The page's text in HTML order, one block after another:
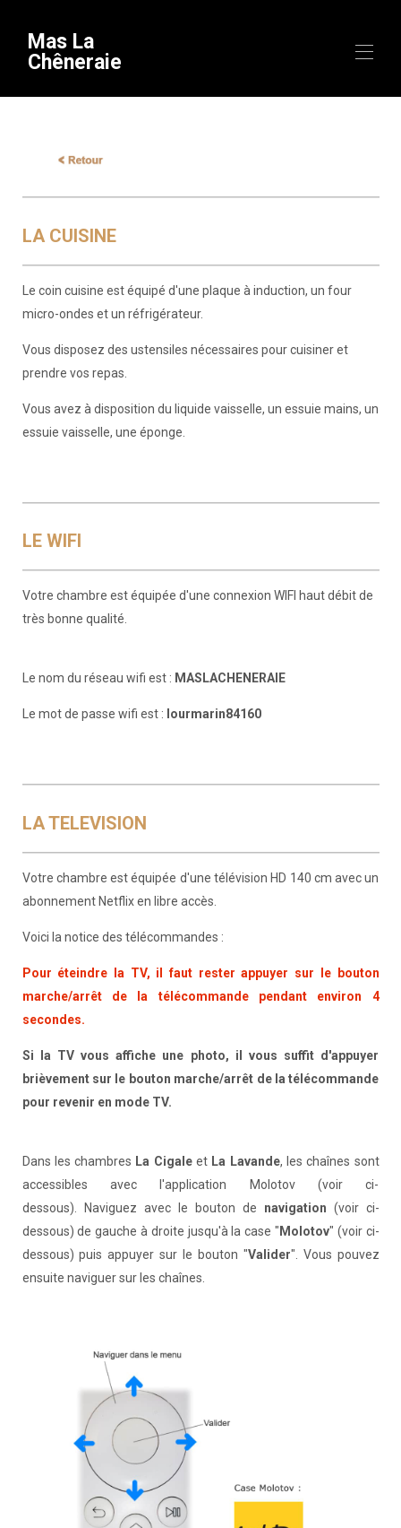
Mas La
Chêneraie
Entdecken ▾
Themenaufenthalte
Kontakt
Nützliche Informationen
Ankunft
LA CUISINE
Le coin cuisine est équipé d'une plaque à induction, un four
micro-ondes et un réfrigérateur.
Vous disposez des ustensiles nécessaires pour cuisiner et
prendre vos repas.
Vous avez à disposition du liquide vaisselle, un essuie mains, un
essuie vaisselle, une éponge.
LE WIFI
Votre chambre est équipée d'une connexion WIFI haut débit de
très bonne qualité.
Le nom du réseau wifi est : MASLACHENERAIE
Le mot de passe wifi est : lourmarin84160
LA TELEVISION
Votre chambre est équipée d'une télévision HD 140 cm avec un
abonnement Netflix en libre accès.
Voici la notice des télécommandes :
Pour éteindre la TV, il faut rester appuyer sur le bouton
marche/arrêt de la télécommande pendant environ 4
secondes.
Si la TV vous affiche une photo, il vous suffit d'appuyer
brièvement sur le bouton marche/arrêt de la télécommande
pour revenir en mode TV.
Dans les chambres La Cigaleet La Lavande, les chaînes sont
accessibles avec l'application Molotov (voir ci-
dessous). Naviguez avec le bouton de navigation (voir ci-
dessous) de gauche à droite jusqu'à la case " Molotov" (voir ci-
dessous) puis appuyer sur le bouton "Valider". Vous pouvez
ensuite naviguer sur les chaînes.